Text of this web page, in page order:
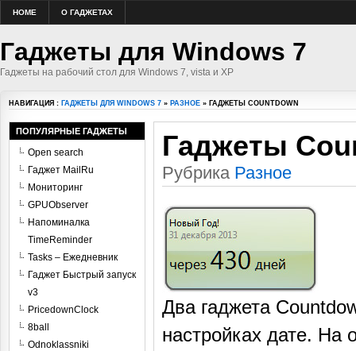
HOME О ГАДЖЕТАХ
Гаджеты для Windows 7
Гаджеты на рабочий стол для Windows 7, vista и XP
НАВИГАЦИЯ : ГАДЖЕТЫ ДЛЯ WINDOWS 7 » РАЗНОЕ » ГАДЖЕТЫ COUNTDOWN
Гаджеты
Рубрика Разное
Два гаджета
настройках дате. На
ПОПУЛЯРНЫЕ ГАДЖЕТЫ
Open search
Гаджет MailRu
Мониторинг
GPUObserver
Напоминалка
TimeReminder
Tasks – Ежедневник
Гаджет Быстрый запуск
v3
PricedownClock
8ball
Odnoklassniki